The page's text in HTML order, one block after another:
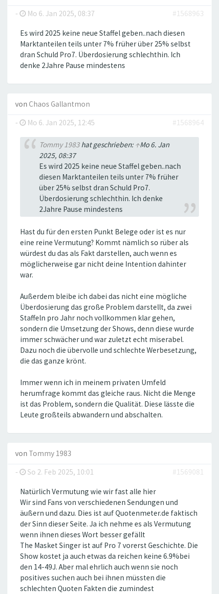
-
Mo 6. Jan 2025, 08:37 #1568963
Es wird 2025 keine neue Staffel geben..nach diesen
Marktanteilen teils unter 7% früher über 25% selbst
dran Schuld Pro7. Überdosierung schlechthin. Ich
denke 2Jahre Pause mindestens
von Chaos Gallantmon
-
Mo 6. Jan 2025, 12:45 #1568964
Tommy 1983hat geschrieben: ↑Mo 6. Jan
2025, 08:37
Es wird 2025 keine neue Staffel geben..nach
diesen Marktanteilen teils unter 7% früher
über 25% selbst dran Schuld Pro7.
Überdosierung schlechthin. Ich denke
2Jahre Pause mindestens
Hast du für den ersten Punkt Belege oder ist es nur
eine reine Vermutung? Kommt nämlich so rüber als
würdest du das als Fakt darstellen, auch wenn es
möglicherweise gar nicht deine Intention dahinter
war.
Außerdem bleibe ich dabei das nicht eine mögliche
Überdosierung das große Problem darstellt, da zwei
Staffeln pro Jahr noch vollkommen klar gehen,
sondern die Umsetzung der Shows, denn diese wurde
immer schwächer und war zuletzt echt miserabel.
Dazu noch die übervolle und schlechte Werbesetzung,
die das ganze krönt.
Immer wenn ich in meinem privaten Umfeld
herumfrage kommt das gleiche raus. Nicht die Menge
ist das Problem, sondern die Qualität. Diese lässte die
Leute großteils abwandern und abschalten.
von Tommy 1983
-
So 2. Feb 2025, 10:01 #1569081
Natürlich Vermutung wie wir fast alle hier
Wir sind Fans von verschiedenen Sendungen und
äußern und dazu. Dies ist auf Quotenmeter.de faktisch
der Sinn dieser Seite. Ja ich nehme es als Vermutung
wenn ihnen dieses Wort besser gefällt
The Masket Singer ist auf Pro 7 vorerst Geschichte. Die
Show kostet ja auch etwas da reichen keine 6.9%bei
den 14-49J. Aber mal ehrlich auch wenn sie noch
positives suchen auch bei ihnen müssten die
schlechten Quoten Fakten die zumindest